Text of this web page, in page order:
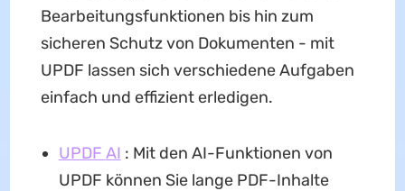
Bearbeitungsfunktionen bis hin zum
sicheren Schutz von Dokumenten - mit
UPDF lassen sich verschiedene Aufgaben
einfach und effizient erledigen.
UPDF AI : Mit den AI-Funktionen von
UPDF können Sie lange PDF-Inhalte